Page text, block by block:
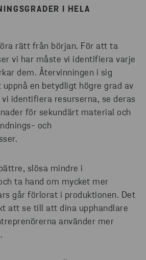
I HELA
rätt från början. För att ta
vi har måste vi identifiera varje
dem. Återvinningen i sig
en betydligt högre grad av
identifiera resurserna, se deras
för sekundärt material och
och
slösa mindre i
ta hand om mycket mer
går förlorat i produktionen. Det
att se till att dina upphandlare
använder mer